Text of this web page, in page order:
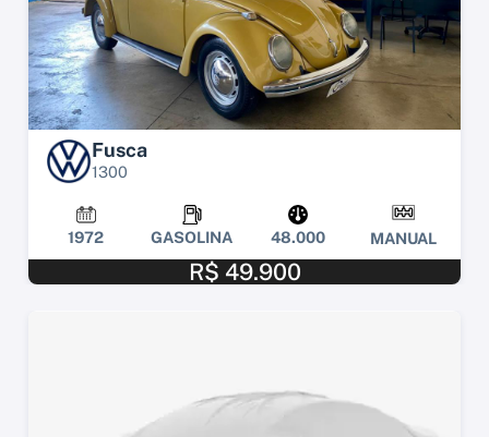
Fusca
1300
1972 GASOLINA 48.000 MANUAL
R$ 49.900